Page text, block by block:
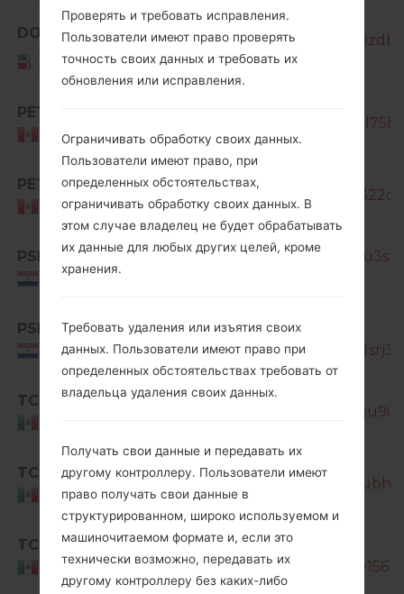
DOR
Dominican
Republic
SM-
PET
Peru
SM-
PET
Peru
SM-
PSP
Paraguay
SM-
PSP
Paraguay
SM-
TCE
SM-
TCE
Mexico
SM-
TCE
Mexico
SM-
Проверять и требовать исправления.
Пользователи имеют право проверять
точность своих данных и требовать их
обновления или исправления.
Ограничивать обработку своих данных.
Пользователи имеют право, при
определенных обстоятельствах,
ограничивать обработку своих данных. В
этом случае владелец не будет обрабатывать
их данные для любых других целей, кроме
хранения.
Требовать удаления или изъятия своих
данных. Пользователи имеют право при
определенных обстоятельствах требовать от
владельца удаления своих данных.
Получать свои данные и передавать их
другому контроллеру. Пользователи имеют
право получать свои данные в
структурированном, широко используемом и
машиночитаемом формате и, если это
технически возможно, передавать их
другому контроллеру без каких-либо